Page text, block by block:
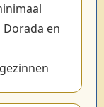
Dorada en